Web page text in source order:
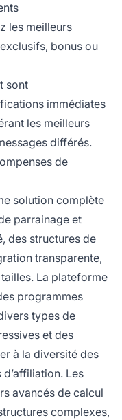
les meilleurs
bonus ou
sont
immédiates
les meilleurs
différés.
de
solution complète
parrainage et
des structures de
transparente,
La plateforme
programmes
types de
et des
à la diversité des
Les
avancés de calcul
complexes,